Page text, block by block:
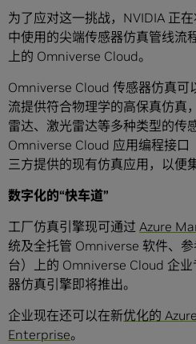
为了应对这一挑战，NVIDIA 正在
中使用的尖端传感器仿真管线流
上的 Omniverse Cloud。
Omniverse Cloud 传感器仿真可
流提供符合物理学的高保真仿真
雷达、激光雷达等多种类型的传
Omniverse Cloud 应用编程接口
三方提供的现有仿真应用，以便
数字化的“快车道”
工厂仿真引擎现可通过 Azure
统及全托管 Omniverse 软件、
台）上的 Omniverse Cloud 企
器仿真引擎即将推出。
企业现在还可以在新优化的
Enterprise。